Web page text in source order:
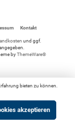
Kontakt
und ggf.
byThemeWare®
bieten zu können.
akzeptieren